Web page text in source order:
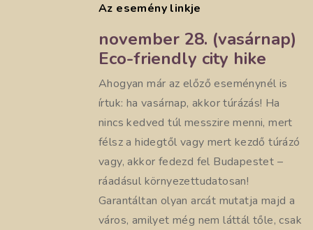
Az esemény linkje
november 28. (vasárnap)
Eco-friendly city hike
Ahogyan már az előző eseménynél is
írtuk: ha vasárnap, akkor túrázás! Ha
nincs kedved túl messzire menni, mert
félsz a hidegtől vagy mert kezdő túrázó
vagy, akkor fedezd fel Budapestet –
ráadásul környezettudatosan!
Garantáltan olyan arcát mutatja majd a
város, amilyet még nem láttál tőle, csak